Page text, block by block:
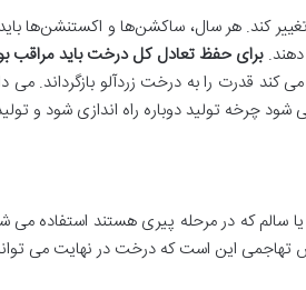
باید تغییر کند. هر سال، ساکشن‌ها و
دهند.برای حفظ تعادل کل درخت باید مراقب
کند قدرت را به درخت زردآلو
چرخه تولید دوباره راه اندازی شود و
یا سالم که در مرحله پیری هستند
این است که درخت در نهایت می